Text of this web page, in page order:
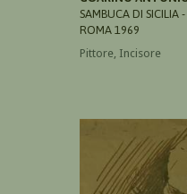
SAMBUCA DI
ROMA 1969
Pittore, Incisore